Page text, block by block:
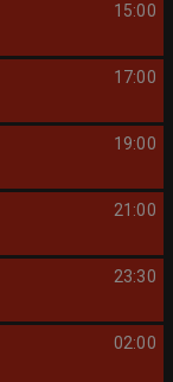
15:00
17:00
19:00
21:00
23:30
02:00